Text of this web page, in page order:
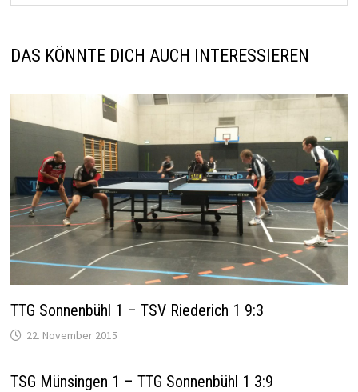
DAS KÖNNTE DICH AUCH INTERESSIEREN
TTG Sonnenbühl 1 – TSV Riederich 1 9:3
22. November 2015
TSG Münsingen 1 – TTG Sonnenbühl 1 3:9